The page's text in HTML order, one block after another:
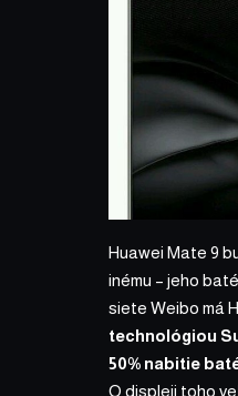
Huawei Mate 9
inému – jeho
siete Weibo má
technológiou
50% nabitie
O displeji toho